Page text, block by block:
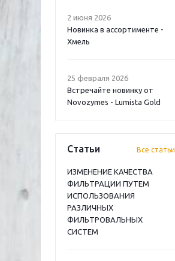
2 июня 2026
Новинка в ассортименте -
Хмель
25 февраля 2026
Встречайте новинку от
Novozymes - Lumista Gold
Статьи Все статьи
ИЗМЕНЕНИЕ КАЧЕСТВА
ФИЛЬТРАЦИИ ПУТЕМ
ИСПОЛЬЗОВАНИЯ
РАЗЛИЧНЫХ
ФИЛЬТРОВАЛЬНЫХ
СИСТЕМ